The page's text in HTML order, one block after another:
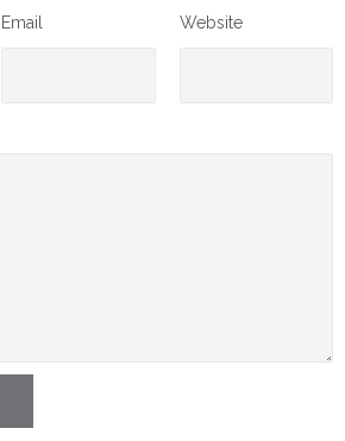
Email Website